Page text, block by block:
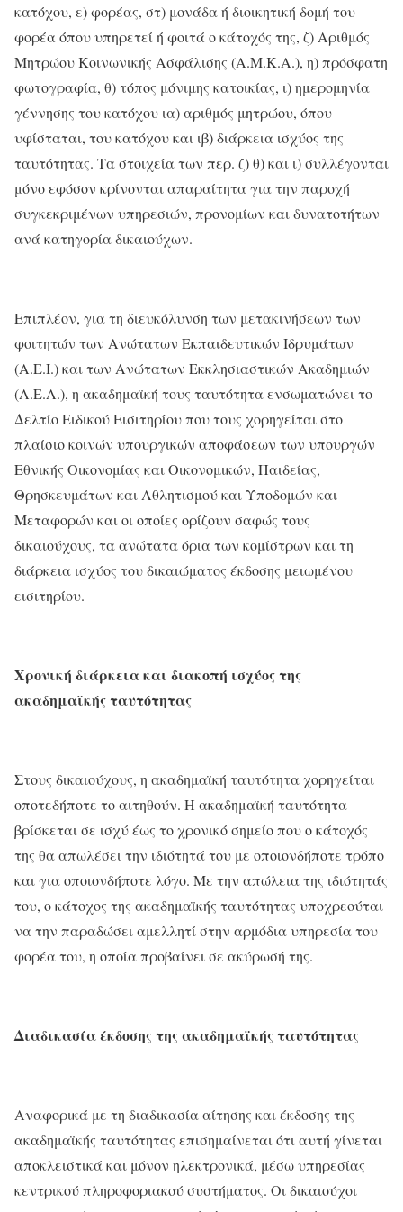
κατόχου, ε) φορέας, στ) μονάδα ή διοικητική δομή του
φορέα όπου υπηρετεί ή φοιτά ο κάτοχός της, ζ) Αριθμός
Μητρώου Κοινωνικής Ασφάλισης (Α.Μ.Κ.Α.), η) πρόσφατη
φωτογραφία, θ) τόπος μόνιμης κατοικίας, ι) ημερομηνία
γέννησης του κατόχου ια) αριθμός μητρώου, όπου
υφίσταται, του κατόχου και ιβ) διάρκεια ισχύος της
ταυτότητας. Τα στοιχεία των περ. ζ) θ) και ι) συλλέγονται
μόνο εφόσον κρίνονται απαραίτητα για την παροχή
συγκεκριμένων υπηρεσιών, προνομίων και δυνατοτήτων
ανά κατηγορία δικαιούχων.
Επιπλέον, για τη διευκόλυνση των μετακινήσεων των
φοιτητών των Ανώτατων Εκπαιδευτικών Ιδρυμάτων
(Α.Ε.Ι.) και των Ανώτατων Εκκλησιαστικών Ακαδημιών
(Α.Ε.Α.), η ακαδημαϊκή τους ταυτότητα ενσωματώνει το
Δελτίο Ειδικού Εισιτηρίου που τους χορηγείται στο
πλαίσιο κοινών υπουργικών αποφάσεων των υπουργών
Εθνικής Οικονομίας και Οικονομικών, Παιδείας,
Θρησκευμάτων και Αθλητισμού και Υποδομών και
Μεταφορών και οι οποίες ορίζουν σαφώς τους
δικαιούχους, τα ανώτατα όρια των κομίστρων και τη
διάρκεια ισχύος του δικαιώματος έκδοσης μειωμένου
εισιτηρίου.
Χρονική διάρκεια και διακοπή ισχύος της
ακαδημαϊκής ταυτότητας
Στους δικαιούχους, η ακαδημαϊκή ταυτότητα χορηγείται
οποτεδήποτε το αιτηθούν. Η ακαδημαϊκή ταυτότητα
βρίσκεται σε ισχύ έως το χρονικό σημείο που ο κάτοχός
της θα απωλέσει την ιδιότητά του με οποιονδήποτε τρόπο
και για οποιονδήποτε λόγο. Με την απώλεια της ιδιότητάς
του, ο κάτοχος της ακαδημαϊκής ταυτότητας υποχρεούται
να την παραδώσει αμελλητί στην αρμόδια υπηρεσία του
φορέα του, η οποία προβαίνει σε ακύρωσή της.
Διαδικασία έκδοσης της ακαδημαϊκής ταυτότητας
Αναφορικά με τη διαδικασία αίτησης και έκδοσης της
ακαδημαϊκής ταυτότητας επισημαίνεται ότι αυτή γίνεται
αποκλειστικά και μόνον ηλεκτρονικά, μέσω υπηρεσίας
κεντρικού πληροφοριακού συστήματος. Οι δικαιούχοι